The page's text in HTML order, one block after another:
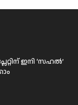
ഇനി ‘സഹൽ’